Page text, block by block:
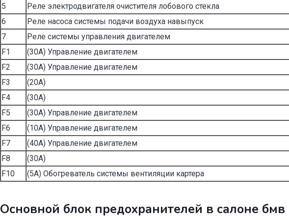
5
Реле электродвигателя очистителя лобового стекла
6
Реле насоса системы подачи воздуха навыпуск
7
Реле системы управления двигателем
F1
(30А) Управление двигателем
F2
(30А) Управление двигателем
F3
(20А)
F4
(30А)
F5
(30А) Управление двигателем
F6
(10А) Управление двигателем
F7
(40А) Управление двигателем
F8
(30А)
F10
(5А) Обогреватель системы вентиляции картера
Основной блок предохранителей в салоне бмв